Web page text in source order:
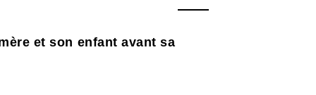
et son enfant avant sa